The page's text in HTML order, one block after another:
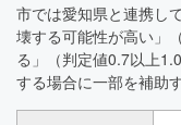
市では愛知県と連携し
壊する可能性が高い」
る」（判定値0.7以上
する場合に一部を補助